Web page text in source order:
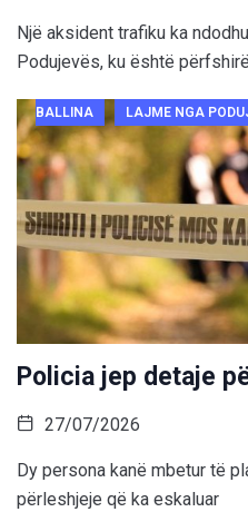
Një aksident trafiku ka
Podujevës, ku është përfshirë
BALLINA LAJME NGA
Policia jep detaje
27/07/2026
Dy persona kanë mbetur të
përleshjeje që ka eskaluar